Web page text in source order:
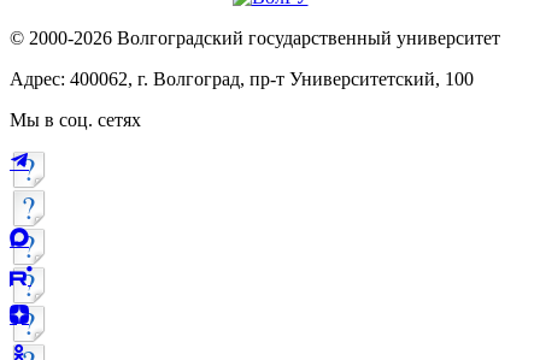
© 2000-2026 Волгоградский государственный университет
Адрес: 400062, г. Волгоград, пр-т Университетский, 100
Мы в соц. сетях